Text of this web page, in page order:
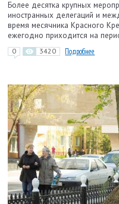
Более десятка крупных
иностранных делегаций и
время месячника Красного
ежегодно приходится на
0 3420 Подробнее